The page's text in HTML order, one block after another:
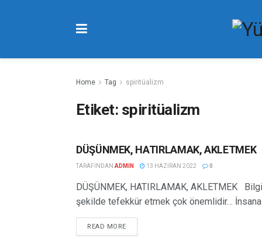
Home Tag spiritüalizm
Etiket: spiritüalizm
FIIL YAZILARI
DÜŞÜNMEK, HATIRLAMAK, AKLETMEK
TARAFINDAN ADMIN 13 HAZIRAN 2022 0
DÜŞÜNMEK, HATIRLAMAK, AKLETMEK
şekilde tefekkür etmek çok önemlidir… İnsana
READ MORE